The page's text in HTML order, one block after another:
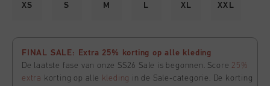
XS S M L XL XXL
FINAL SALE: Extra 25% korting op alle kleding
De laatste fase van onze SS26 Sale is begonnen. Score 25%
extra korting op alle kleding in de Sale-categorie. De korting